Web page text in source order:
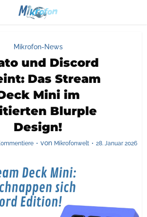
Mikrofon-News
und Discord
Das Stream
Mini im
Blurple
Design!
von Mikrofonwelt 28. Januar 2026